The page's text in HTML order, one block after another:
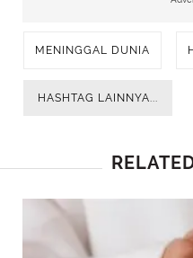
MENINGGAL DUNIA
HASHTAG LAINNYA...